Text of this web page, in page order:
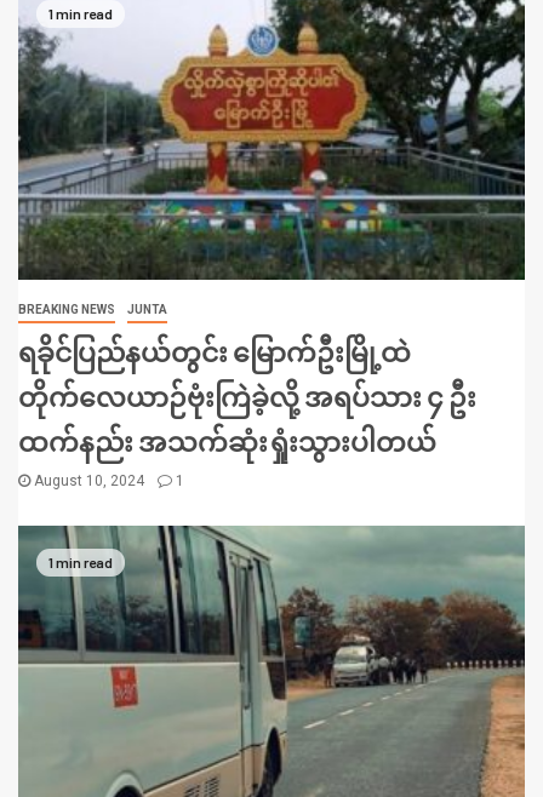
1 min read
BREAKING NEWS JUNTA
ရခိုင်ပြည်နယ်တွင်း မြောက်ဦးမြို့ထဲ
တိုက်လေယာဉ်ဗုံးကြဲခဲ့လို့ အရပ်သား ၄ ဦး
ထက်နည်း အသက်ဆုံးရှုံးသွားပါတယ်
August 10, 2024 1
1 min read